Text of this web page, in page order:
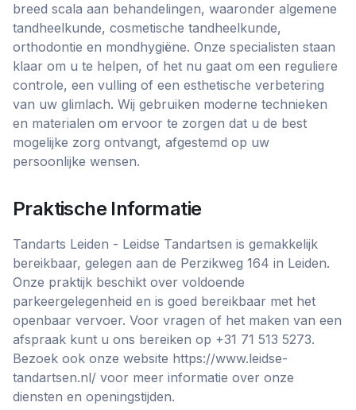
breed scala aan behandelingen, waaronder algemene
tandheelkunde, cosmetische tandheelkunde,
orthodontie en mondhygiëne. Onze specialisten staan
klaar om u te helpen, of het nu gaat om een reguliere
controle, een vulling of een esthetische verbetering
van uw glimlach. Wij gebruiken moderne technieken
en materialen om ervoor te zorgen dat u de best
mogelijke zorg ontvangt, afgestemd op uw
persoonlijke wensen.
Praktische Informatie
Tandarts Leiden - Leidse Tandartsen is gemakkelijk
bereikbaar, gelegen aan de Perzikweg 164 in Leiden.
Onze praktijk beschikt over voldoende
parkeergelegenheid en is goed bereikbaar met het
openbaar vervoer. Voor vragen of het maken van een
afspraak kunt u ons bereiken op +31 71 513 5273.
Bezoek ook onze website https://www.leidse-
tandartsen.nl/ voor meer informatie over onze
diensten en openingstijden.